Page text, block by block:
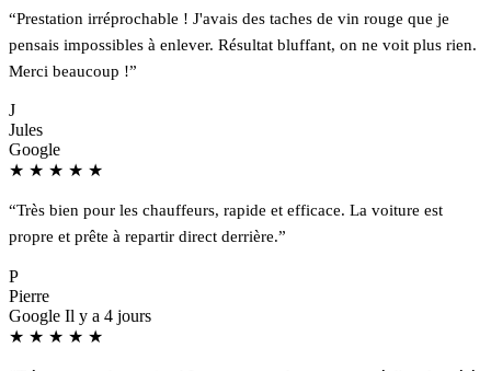
“Prestation irréprochable ! J'avais des taches de vin rouge que je
pensais impossibles à enlever. Résultat bluffant, on ne voit plus rien.
Merci beaucoup !”
J
Jules
Google
★ ★ ★ ★ ★
“Très bien pour les chauffeurs, rapide et efficace. La voiture est
propre et prête à repartir direct derrière.”
P
Pierre
Google Il y a 4 jours
★ ★ ★ ★ ★